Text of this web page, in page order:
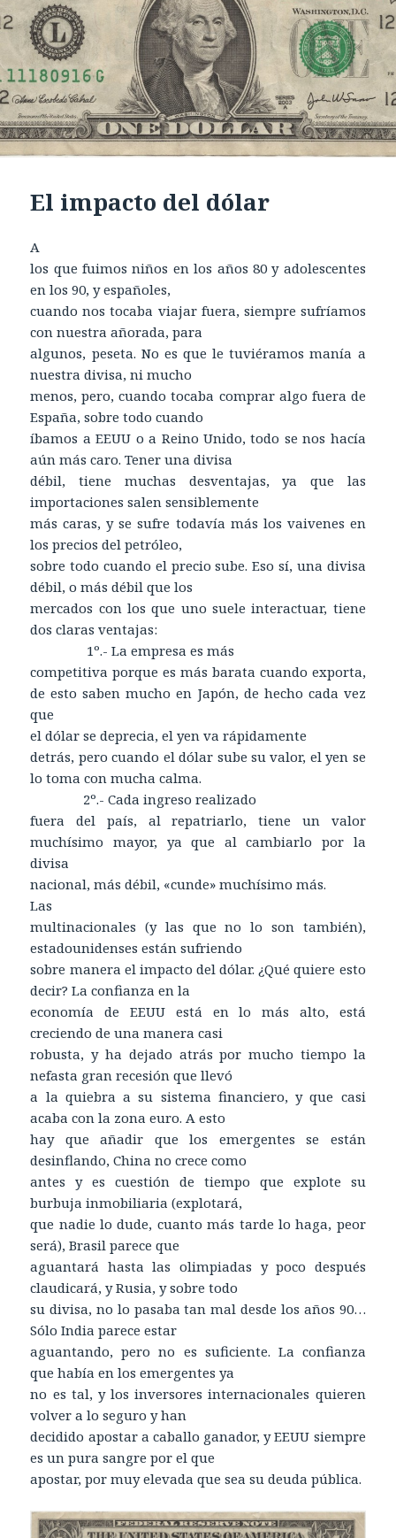
El impacto del dólar
A
los que fuimos niños en los años 80 y adolescentes
en los 90, y españoles,
cuando nos tocaba viajar fuera, siempre sufríamos
con nuestra añorada, para
algunos, peseta. No es que le tuviéramos manía a
nuestra divisa, ni mucho
menos, pero, cuando tocaba comprar algo fuera de
España, sobre todo cuando
íbamos a EEUU o a Reino Unido, todo se nos hacía
aún más caro. Tener una divisa
débil, tiene muchas desventajas, ya que las
importaciones salen sensiblemente
más caras, y se sufre todavía más los vaivenes en
los precios del petróleo,
sobre todo cuando el precio sube. Eso sí, una divisa
débil, o más débil que los
mercados con los que uno suele interactuar, tiene
dos claras ventajas:
1º.- La empresa es más
competitiva porque es más barata cuando exporta,
de esto saben mucho en Japón, de hecho cada vez
que
el dólar se deprecia, el yen va rápidamente
detrás, pero cuando el dólar sube su valor, el yen se
lo toma con mucha calma.
2º.- Cada ingreso realizado
fuera del país, al repatriarlo, tiene un valor
muchísimo mayor, ya que al cambiarlo por la
divisa
nacional, más débil, «cunde» muchísimo más.
Las
multinacionales (y las que no lo son también),
estadounidenses están sufriendo
sobre manera el impacto del dólar. ¿Qué quiere esto
decir? La confianza en la
economía de EEUU está en lo más alto, está
creciendo de una manera casi
robusta, y ha dejado atrás por mucho tiempo la
nefasta gran recesión que llevó
a la quiebra a su sistema financiero, y que casi
acaba con la zona euro. A esto
hay que añadir que los emergentes se están
desinflando, China no crece como
antes y es cuestión de tiempo que explote su
burbuja inmobiliaria (explotará,
que nadie lo dude, cuanto más tarde lo haga, peor
será), Brasil parece que
aguantará hasta las olimpiadas y poco después
claudicará, y Rusia, y sobre todo
su divisa, no lo pasaba tan mal desde los años 90…
Sólo India parece estar
aguantando, pero no es suficiente. La confianza
que había en los emergentes ya
no es tal, y los inversores internacionales quieren
volver a lo seguro y han
decidido apostar a caballo ganador, y EEUU siempre
es un pura sangre por el que
apostar, por muy elevada que sea su deuda pública.